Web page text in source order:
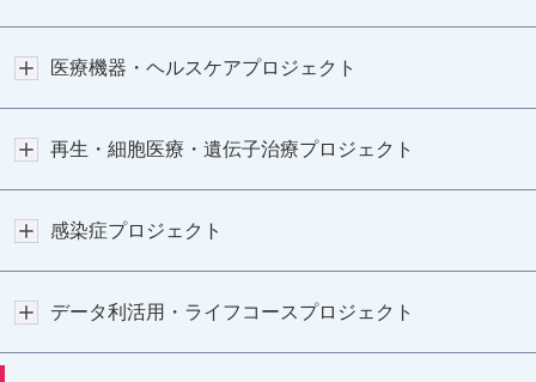
医療機器・ヘルスケアプロジェクト
再生・細胞医療・遺伝子治療プロジェクト
感染症プロジェクト
データ利活用・ライフコースプロジェクト